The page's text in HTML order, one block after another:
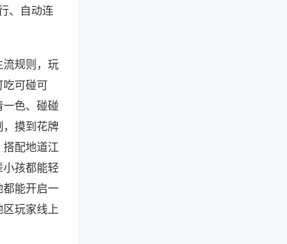
、自动连
流规则，玩
吃可碰可
色、碰碰
，摸到花牌
配地道江
孩都能轻
都能开启一
玩家线上